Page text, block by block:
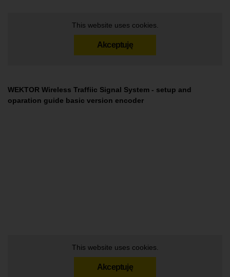
This website uses cookies.
Akceptuję
WEKTOR Wireless Traffiic Signal System - setup and
oparation guide basic version encoder
This website uses cookies.
Akceptuję